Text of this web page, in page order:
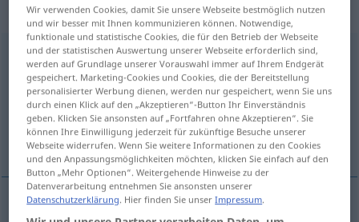
„Messingguss“: Maskulinum
Messinggussm
Übersicht aller Übersetzungen
(Für mehr Details die Übersetzung anklicken/antippen)
latón fundido
Wir verwenden Cookies, damit Sie unsere Webseite bestmöglich nutzen
und wir besser mit Ihnen kommunizieren können. Notwendige,
funktionale und statistische Cookies, die für den Betrieb der Webseite
und der statistischen Auswertung unserer Webseite erforderlich sind,
werden auf Grundlage unserer Vorauswahl immer auf Ihrem Endgerät
gespeichert. Marketing-Cookies und Cookies, die der Bereitstellung
personalisierter Werbung dienen, werden nur gespeichert, wenn Sie uns
durch einen Klick auf den „Akzeptieren“-Button Ihr Einverständnis
geben. Klicken Sie ansonsten auf „Fortfahren ohne Akzeptieren“. Sie
können Ihre Einwilligung jederzeit für zukünftige Besuche unserer
Webseite widerrufen. Wenn Sie weitere Informationen zu den Cookies
und den Anpassungsmöglichkeiten möchten, klicken Sie einfach auf den
Button „Mehr Optionen“. Weitergehende Hinweise zu der
Datenverarbeitung entnehmen Sie ansonsten unserer
Datenschutzerklärung. Hier finden Sie unserImpressum.